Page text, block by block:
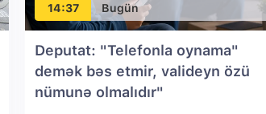
14:37 Bugün
Deputat: "Telefonla oynama"
demək bəs etmir, valideyn özü
nümunə olmalıdır"